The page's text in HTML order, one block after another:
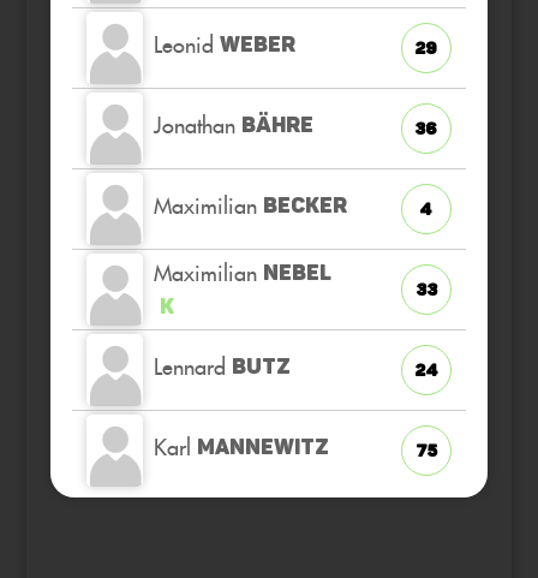
Leonid WEBER 29
Jonathan BÄHRE 36
Maximilian BECKER 4
Maximilian NEBEL
K
33
Lennard BUTZ 24
Karl MANNEWITZ 75